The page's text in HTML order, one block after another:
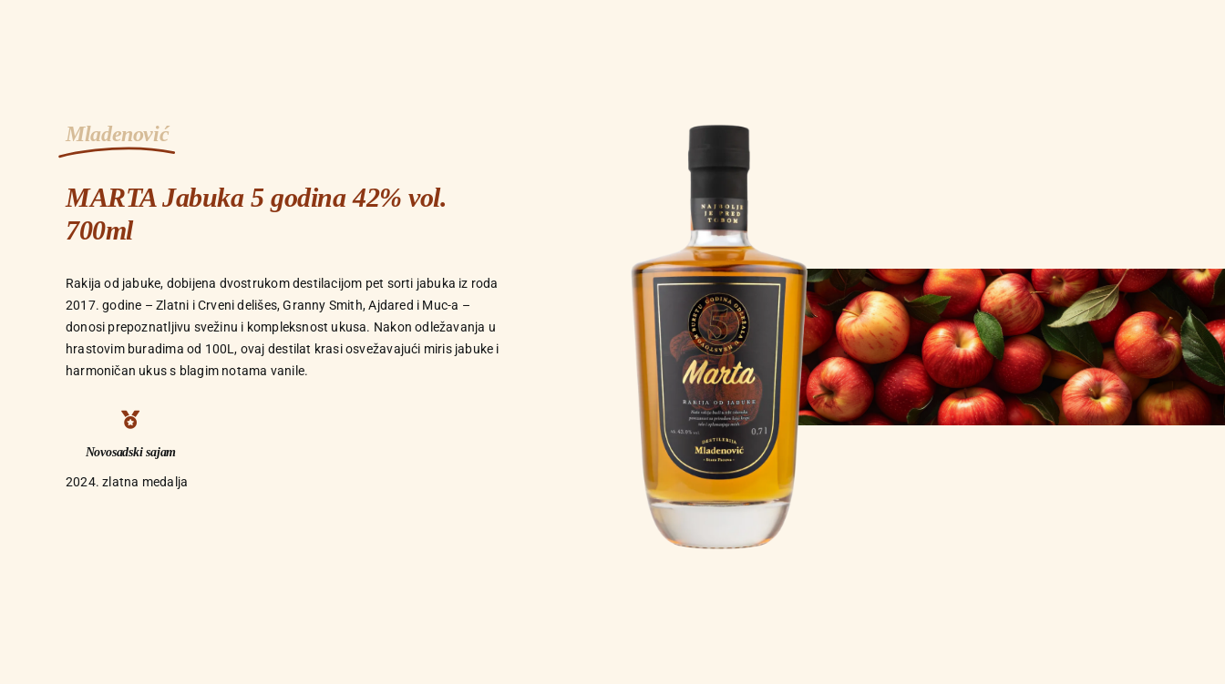
Mladenović
MARTA Jabuka 5 godina 42% vol.
700ml
Rakija od jabuke, dobijena dvostrukom destilacijom pet sorti jabuka iz roda
2017. godine – Zlatni i Crveni delišes, Granny Smith, Ajdared i Muc-a –
donosi prepoznatljivu svežinu i kompleksnost ukusa. Nakon odležavanja u
hrastovim buradima od 100L, ovaj destilat krasi osvežavajući miris jabuke i
harmoničan ukus s blagim notama vanile.
Novosadski sajam
2024. zlatna medalja